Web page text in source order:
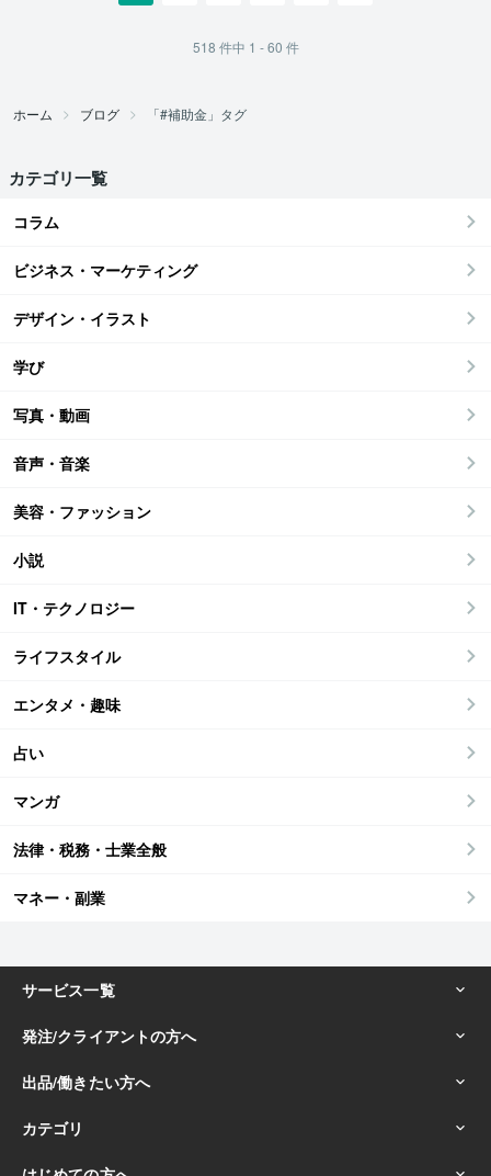
518 件中 1 - 60 件
ホーム ブログ 「#補助金」タグ
カテゴリ一覧
コラム
ビジネス・マーケティング
デザイン・イラスト
学び
写真・動画
音声・音楽
美容・ファッション
小説
IT・テクノロジー
ライフスタイル
エンタメ・趣味
占い
マンガ
法律・税務・士業全般
マネー・副業